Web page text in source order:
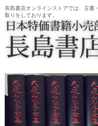
長島書店オンラインストアでは、古書
取りをしております。